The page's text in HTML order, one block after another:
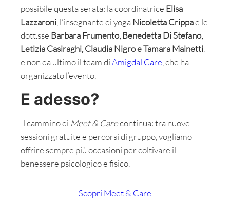
possibile questa serata: la coordinatrice Elisa
Lazzaroni, l’insegnante di yoga Nicoletta Crippae le
dott.sse Barbara Frumento, Benedetta Di Stefano,
Letizia Casiraghi, Claudia Nigro e Tamara Mainetti,
e non da ultimo il team diAmigdal Care, che ha
organizzato l’evento.
E adesso?
Il cammino di Meet & Carecontinua: tra nuove
sessioni gratuite e percorsi di gruppo, vogliamo
offrire sempre più occasioni per coltivare il
benessere psicologico e fisico.
Scopri Meet & Care